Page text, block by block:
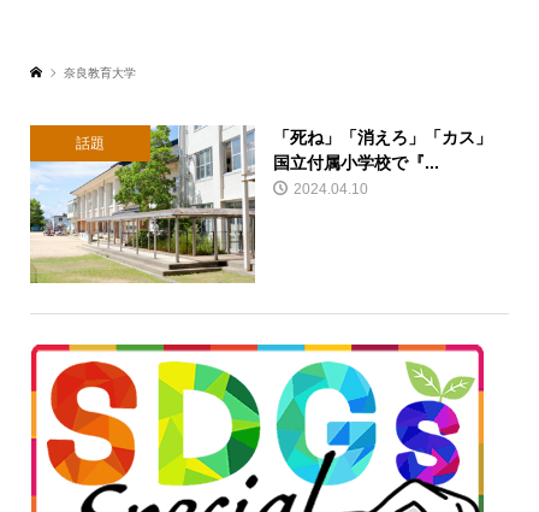
奈良教育大学
話題
「死ね」「消えろ」「カス」
国立付属小学校で『...
2024.04.10